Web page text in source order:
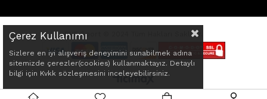
BVE Sport © 2024 Tüm Hakları Saklıdır.
Çerez Kullanımı
Sizlere en iyi alışveriş deneyimini sunabilmek adına
sitemizde çerezler(cookies) kullanmaktayız. Detaylı
bilgi için Kvkk sözleşmesini inceleyebilirsiniz.